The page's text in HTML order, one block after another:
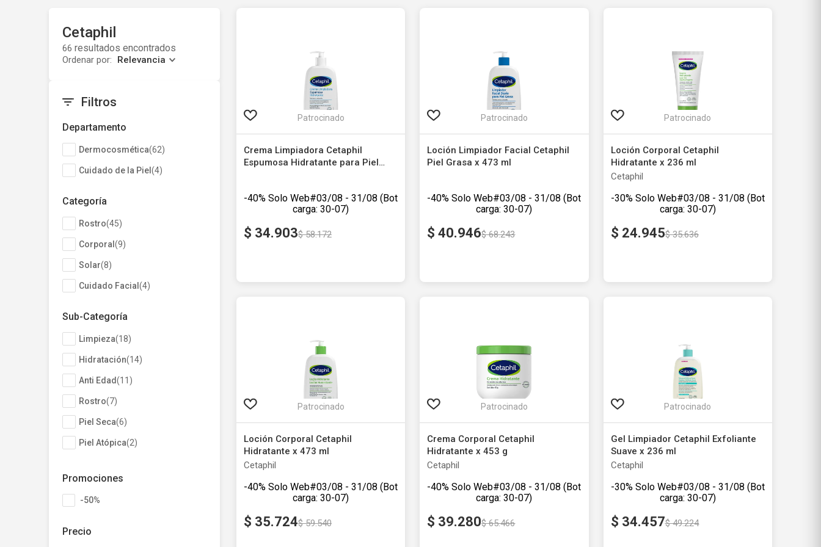
Cetaphil
66
Ordenar por
Relevancia
Filtros
Departamento
Dermocosmética(62)
Cuidado de la Piel(4)
Categoría
Rostro(45)
Corporal(9)
Solar(8)
Cuidado Facial(4)
Sub-Categoría
Limpieza(18)
Hidratación(14)
Anti Edad(11 )
Rostro(7)
Piel Seca(6)
Piel Atópica(2)
Bebés y Niños
Promociones
-50%
Crema Limpiadora Cetaphil
Espumosa Hidratante para Piel
Solo Web
$ 34.903$ 58.172
Patrocinado
Loción Limpiador Facial Cetaphil
Piel Grasa x 473 ml
Solo Web
$ 40.946$ 68.243
Patrocinado
Loción Corporal Cetaphil
Hidratante x 236 ml
Cetaphil
Solo Web
$ 24.945$ 35.636
Patrocinado
Crema Corporal Cetaphil
Hidratante x 453 g
Gel Limpiador Cetaphil Exfoliante
Suave x 236 ml
Loción Corporal Cetaphil
Hidratante x 473 ml